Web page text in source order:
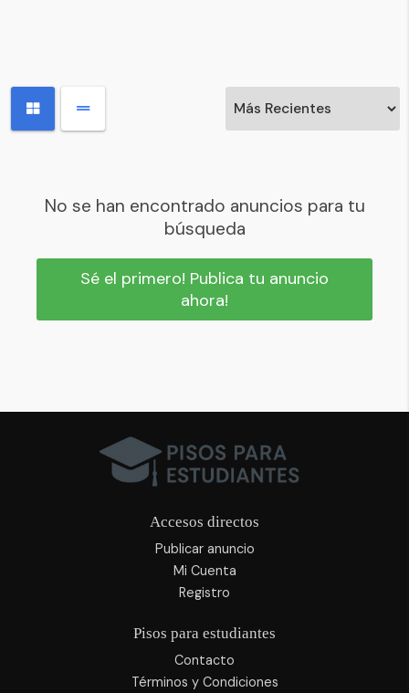
No se han encontrado anuncios para tu
búsqueda
Sé el primero! Publica tu anuncio
ahora!
Accesos directos
Publicar anuncio
Mi Cuenta
Registro
Pisos para estudiantes
Contacto
Términos y Condiciones